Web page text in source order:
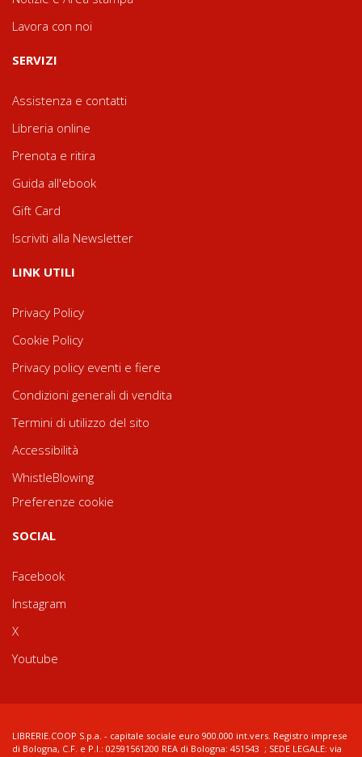
Lavora con noi
SERVIZI
Assistenza e contatti
Libreria online
Prenota e ritira
Guida all'ebook
Gift Card
Iscriviti alla Newsletter
LINK UTILI
Privacy Policy
Cookie Policy
Privacy policy eventi e fiere
Condizioni generali di vendita
Termini di utilizzo del sito
Accessibilità
WhistleBlowing
Preferenze cookie
SOCIAL
Facebook
Instagram
X
Youtube
LIBRERIE.COOP S.p.a. - capitale sociale euro 900.000 int.vers. Registro imprese
di Bologna, C.F. e P.I.: 02591561200 REA di Bologna: 451543 ; SEDE LEGALE: via